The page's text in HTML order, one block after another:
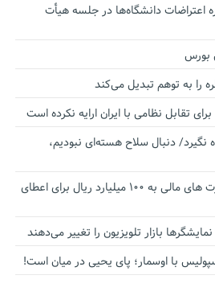
اعتراضات دانشگاه‌ها در جلسه هیأت
را به توهم تبدیل می‌کند
تقابل نظامی با ایران ارایه نکرده است
نگیرد/ دنبال سلاح هسته‌ای نبودیم،
آستانه الزام به دریافت صورت های مالی به ۱۰۰ میلیارد ریال برای اعطای
بازار تلویزیون را تغییر می‌دهند
با اوسمار؛ پای یحیی در میان است!